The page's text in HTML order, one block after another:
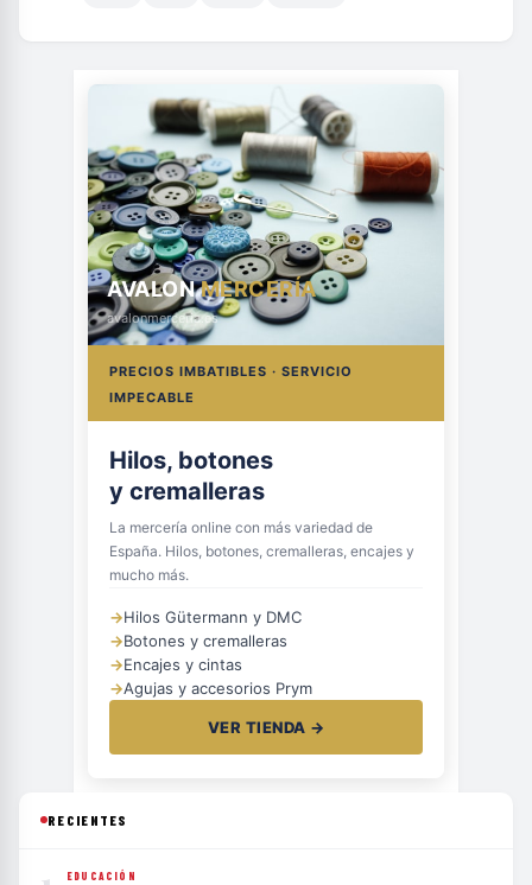
AVALONMERCERÍA
avalonmerceria.es
PRECIOS IMBATIBLES · SERVICIO
IMPECABLE
Hilos, botones
y cremalleras
La mercería online con más variedad de
España. Hilos, botones, cremalleras, encajes y
mucho más.
→Hilos Gütermann y DMC
→Botones y cremalleras
→Encajes y cintas
→Agujas y accesorios Prym
VER TIENDA →
RECIENTES
EDUCACIÓN